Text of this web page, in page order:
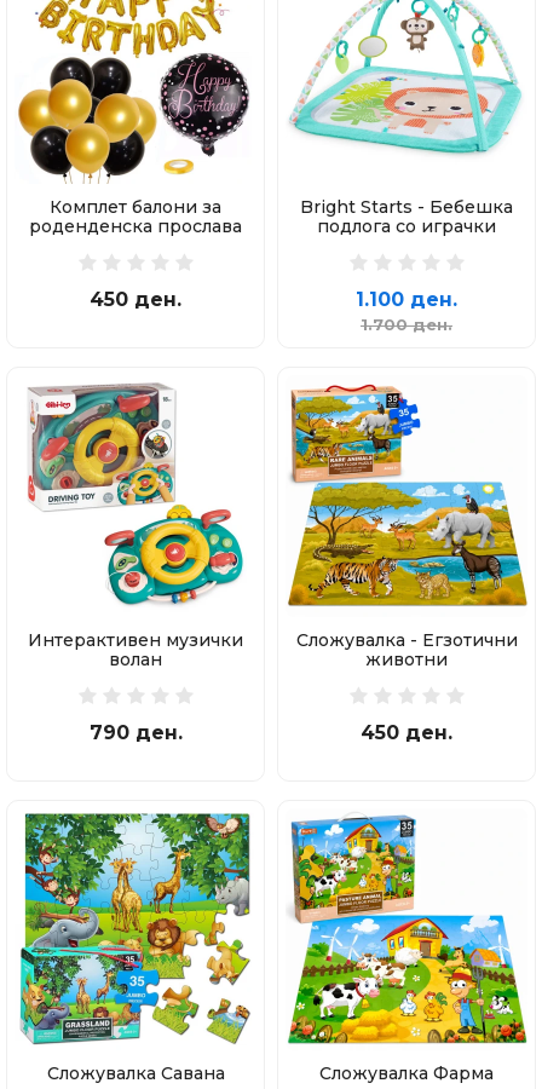
Комплет балони за
роденденска прослава
450 ден.
Bright Starts - Бебешка
подлога со играчки
1.100 ден.
1.700 ден.
Интерактивен музички
волан
790 ден.
Сложувалка - Егзотични
животни
450 ден.
Сложувалка Савана Сложувалка Фарма